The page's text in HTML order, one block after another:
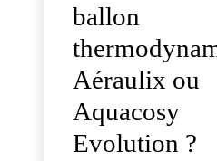
ballon
Aéraulix ou
Aquacosy
Evolution ?